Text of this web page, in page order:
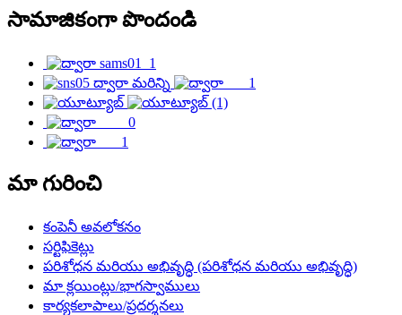
సామాజికంగా పొందండి
మా గురించి
కంపెనీ అవలోకనం
సర్టిఫికెట్లు
పరిశోధన మరియు అభివృద్ధి (పరిశోధన మరియు అభివృద్ధి)
మా క్లయింట్లు/భాగస్వాములు
కార్యకలాపాలు/ప్రదర్శనలు